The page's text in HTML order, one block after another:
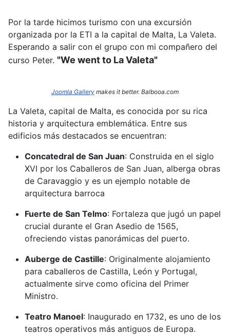
Por la tarde hicimos turismo con una excursión
organizada por la ETI a la capital de Malta, La Valeta.
Esperando a salir con el grupo con mi compañero del
curso Peter. "We went to La Valeta"
Joomla Gallery makes it better. Balbooa.com
La Valeta, capital de Malta, es conocida por su rica
historia y arquitectura emblemática. Entre sus
edificios más destacados se encuentran:​
Concatedral de San Juan: Construida en el siglo
XVI por los Caballeros de San Juan, alberga obras
de Caravaggio y es un ejemplo notable de
arquitectura barroca
Fuerte de San Telmo: Fortaleza que jugó un papel
crucial durante el Gran Asedio de 1565,
ofreciendo vistas panorámicas del puerto.
Auberge de Castille: Originalmente alojamiento
para caballeros de Castilla, León y Portugal,
actualmente sirve como oficina del Primer
Ministro.
Teatro Manoel: Inaugurado en 1732, es uno de los
teatros operativos más antiguos de Europa.